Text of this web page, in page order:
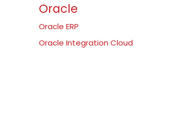
Oracle
Oracle ERP
Oracle Integration Cloud